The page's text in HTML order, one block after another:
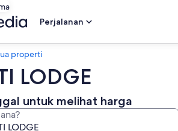
Perjalanan
properti
LODGE
untuk melihat harga